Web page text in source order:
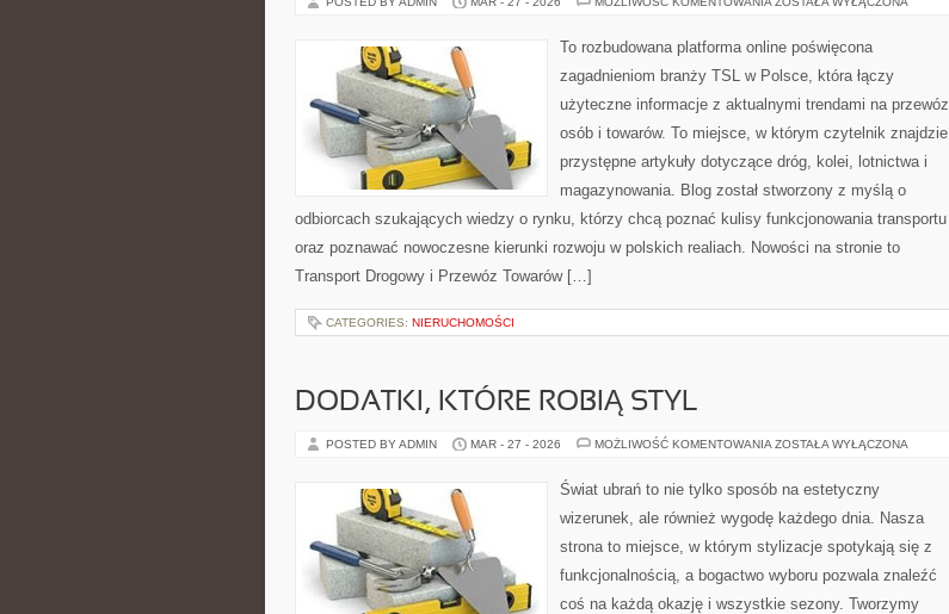
To rozbudowana platforma online poświęcona
zagadnieniom branży TSL w Polsce, która łączy
użyteczne informacje z aktualnymi trendami na przewóz
osób i towarów. To miejsce, w którym czytelnik znajdzie
przystępne artykuły dotyczące dróg, kolei, lotnictwa i
magazynowania. Blog został stworzony z myślą o
odbiorcach szukających wiedzy o rynku, którzy chcą poznać kulisy funkcjonowania transportu
oraz poznawać nowoczesne kierunki rozwoju w polskich realiach. Nowości na stronie to
Transport Drogowy i Przewóz Towarów […]
CATEGORIES: NIERUCHOMOŚCI
DODATKI, KTÓRE ROBIĄ STYL
POSTED BY ADMIN MAR - 27 - 2026 MOŻLIWOŚĆ KOMENTOWANIA DODATKI,
ZOSTAŁA WYŁĄCZONA
Świat ubrań to nie tylko sposób na estetyczny
wizerunek, ale również wygodę każdego dnia. Nasza
strona to miejsce, w którym stylizacje spotykają się z
funkcjonalnością, a bogactwo wyboru pozwala znaleźć
coś na każdą okazję i wszystkie sezony. Tworzymy